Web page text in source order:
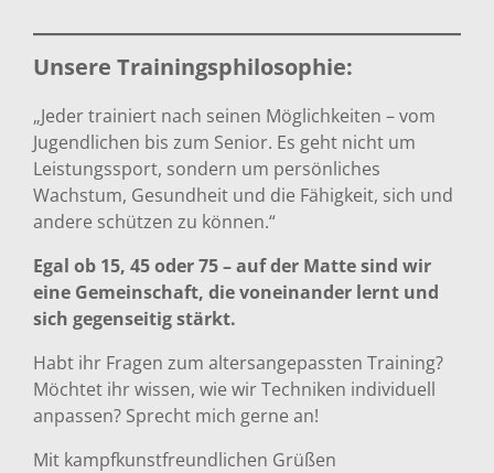
Unsere Trainingsphilosophie:
„Jeder trainiert nach seinen Möglichkeiten – vom
Jugendlichen bis zum Senior. Es geht nicht um
Leistungssport, sondern um persönliches
Wachstum, Gesundheit und die Fähigkeit, sich und
andere schützen zu können.“
Egal ob 15, 45 oder 75 – auf der Matte sind wir
eine Gemeinschaft, die voneinander lernt und
sich gegenseitig stärkt.
Habt ihr Fragen zum altersangepassten Training?
Möchtet ihr wissen, wie wir Techniken individuell
anpassen? Sprecht mich gerne an!
Mit kampfkunstfreundlichen Grüßen